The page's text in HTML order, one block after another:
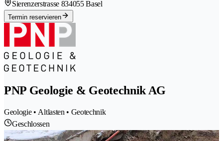
Sierenzerstrasse 834055 Basel
Termin reservieren
PNP Geologie & Geotechnik AG
Geologie • Altlasten • Geotechnik
Geschlossen